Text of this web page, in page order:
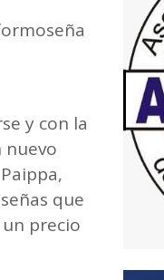
y con la
nuevo
que
precio